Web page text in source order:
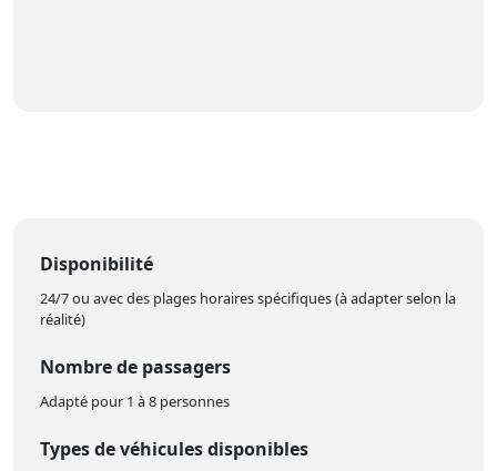
Disponibilité
24/7 ou avec des plages horaires spécifiques (à adapter selon la
réalité)
Nombre de passagers
Adapté pour 1 à 8 personnes
Types de véhicules disponibles